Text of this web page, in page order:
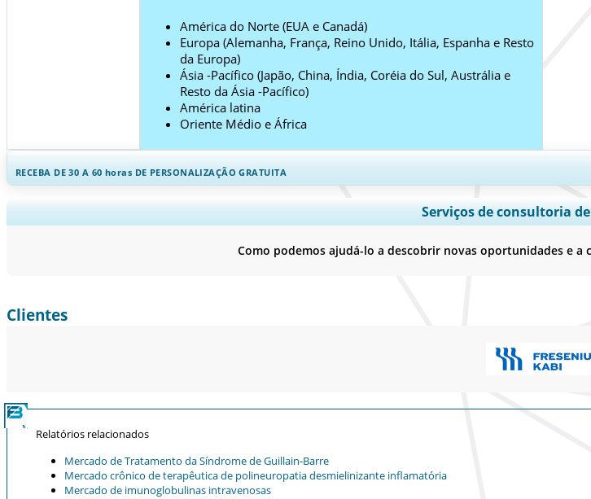
América do Norte (EUA e Canadá)
Europa (Alemanha, França, Reino Unido, Itália, Espanha e Resto
da Europa)
Ásia -Pacífico (Japão, China, Índia, Coréia do Sul, Austrália e
Resto da Ásia -Pacífico)
América latina
Oriente Médio e África
RECEBA DE 30 A 60 horas DE PERSONALIZAÇÃO GRATUITA
Ampliar a cobertura regional e por país, Análise de segmentos, Perfis de
Serviços de consultoria
Como podemos ajudá-lo a descobrir novas oportunidades e a
Clientes
Relatórios relacionados
Mercado de Tratamento da Síndrome de Guillain-Barre
Mercado crônico de terapêutica de polineuropatia desmielinizante inflamatória
Mercado de imunoglobulinas intravenosas